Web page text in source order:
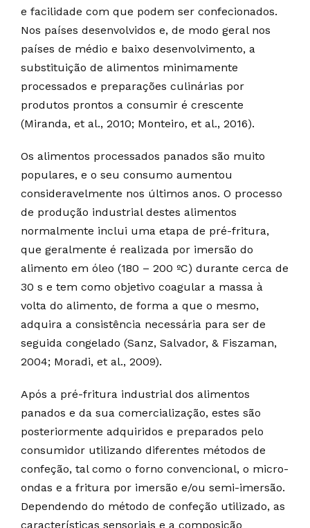
e facilidade com que podem ser confecionados.
Nos países desenvolvidos e, de modo geral nos
países de médio e baixo desenvolvimento, a
substituição de alimentos minimamente
processados e preparações culinárias por
produtos prontos a consumir é crescente
(Miranda, et al., 2010; Monteiro, et al., 2016).
Os alimentos processados panados são muito
populares, e o seu consumo aumentou
consideravelmente nos últimos anos. O processo
de produção industrial destes alimentos
normalmente inclui uma etapa de pré-fritura,
que geralmente é realizada por imersão do
alimento em óleo (180 – 200 ºC) durante cerca de
30 s e tem como objetivo coagular a massa à
volta do alimento, de forma a que o mesmo,
adquira a consistência necessária para ser de
seguida congelado (Sanz, Salvador, & Fiszaman,
2004; Moradi, et al., 2009).
Após a pré-fritura industrial dos alimentos
panados e da sua comercialização, estes são
posteriormente adquiridos e preparados pelo
consumidor utilizando diferentes métodos de
confeção, tal como o forno convencional, o micro-
ondas e a fritura por imersão e/ou semi-imersão.
Dependendo do método de confeção utilizado, as
características sensoriais e a composição